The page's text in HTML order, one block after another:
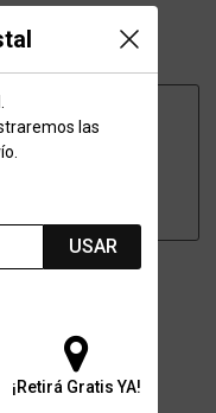
las
USAR
¡Retirá Gratis YA!